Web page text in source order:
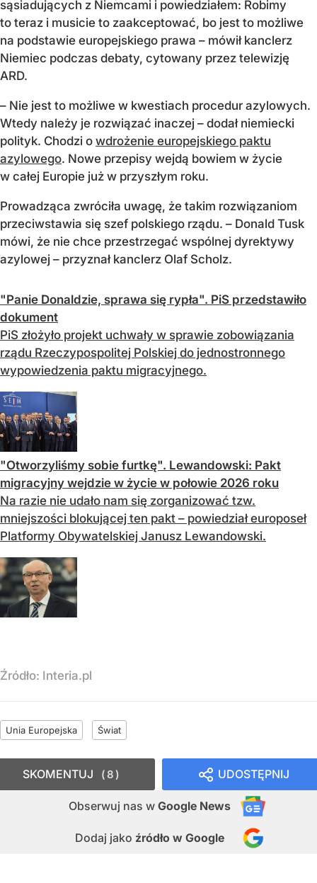
sąsiadujących z Niemcami i powiedziałem: Robimy
to teraz i musicie to zaakceptować, bo jest to możliwe
na podstawie europejskiego prawa – mówił kanclerz
Niemiec podczas debaty, cytowany przez telewizję
ARD.
– Nie jest to możliwe w kwestiach procedur azylowych.
Wtedy należy je rozwiązać inaczej – dodał niemiecki
polityk. Chodzi o wdrożenie europejskiego paktu
azylowego. Nowe przepisy wejdą bowiem w życie
w całej Europie już w przyszłym roku.
Prowadząca zwróciła uwagę, że takim rozwiązaniom
przeciwstawia się szef polskiego rządu. – Donald Tusk
mówi, że nie chce przestrzegać wspólnej dyrektywy
azylowej – przyznał kanclerz Olaf Scholz.
"Panie Donaldzie, sprawa się rypła". PiS przedstawiło
dokument
PiS złożyło projekt uchwały w sprawie zobowiązania
rządu Rzeczypospolitej Polskiej do jednostronnego
wypowiedzenia paktu migracyjnego.
"Otworzyliśmy sobie furtkę". Lewandowski: Pakt
migracyjny wejdzie w życie w połowie 2026 roku
Na razie nie udało nam się zorganizować tzw.
mniejszości blokującej ten pakt – powiedział europoseł
Platformy Obywatelskiej Janusz Lewandowski.
Źródło: Interia.pl
Unia Europejska Świat
UDOSTĘPNIJ
Obserwuj nas w Google News
Dodaj jako źródło w Google
SKOMENTUJ 8